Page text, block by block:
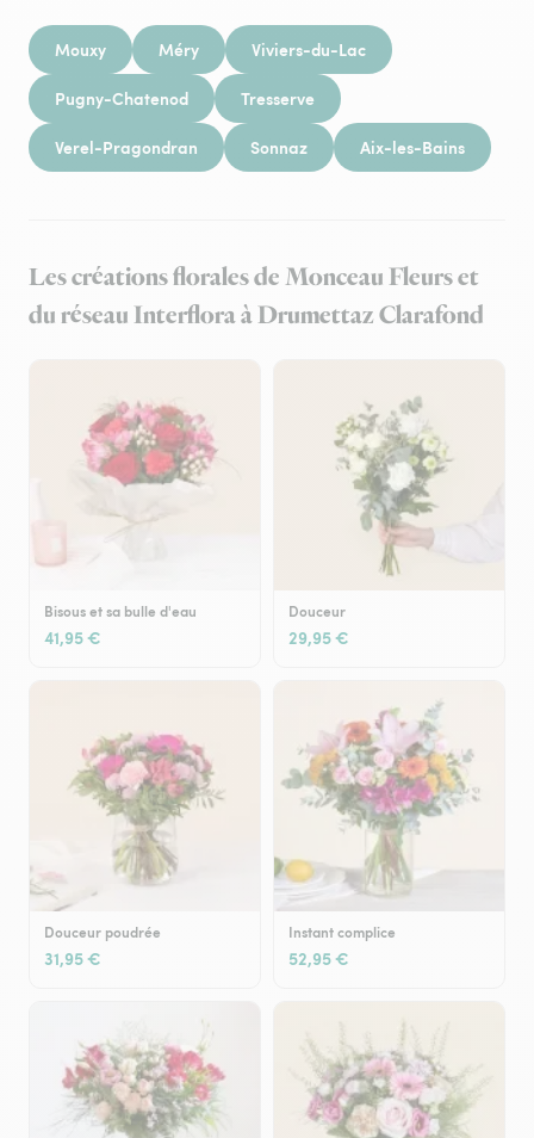
Mouxy Méry Viviers-du-Lac
Pugny-Chatenod Tresserve
Verel-Pragondran Sonnaz Aix-les-Bains
Les créations florales de Monceau Fleurs et
du réseau Interflora à Drumettaz Clarafond
Bisous et sa bulle d'eau
41,95 €
Douceur
29,95 €
Douceur poudrée
31,95 €
Instant complice
52,95 €